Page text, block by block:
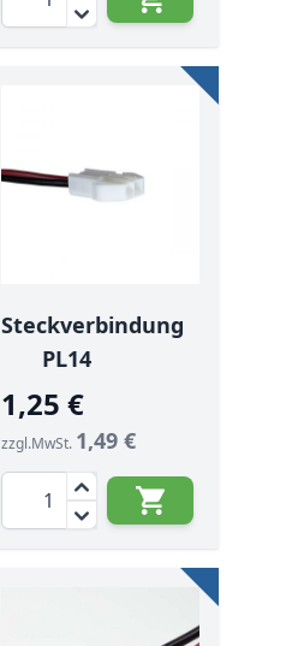
Steckverbindung
PL14
1,25 €
zzgl.MwSt. 1,49 €
Menge